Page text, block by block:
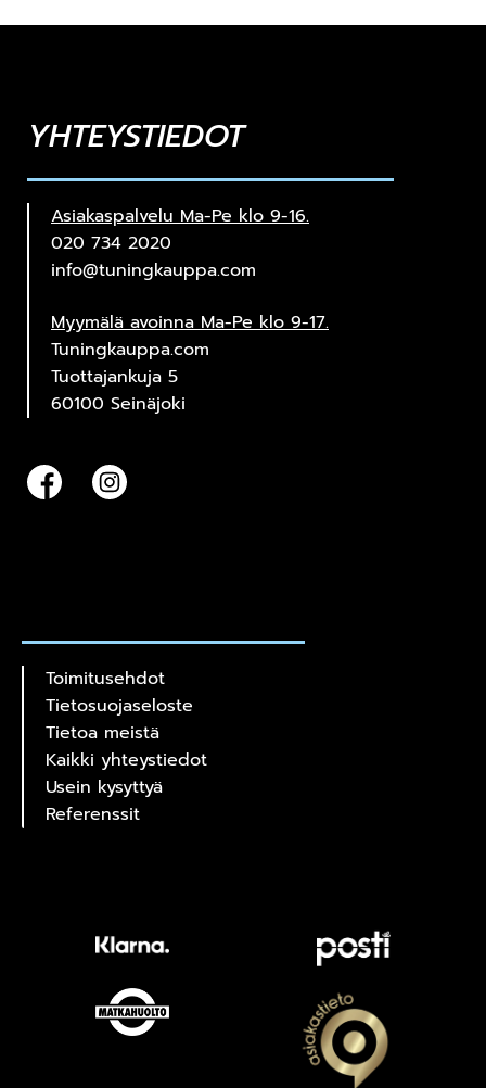
YHTEYSTIEDOT
Asiakaspalvelu Ma-Pe klo 9-16.
020 734 2020
info@tuningkauppa.com
Myymälä avoinna Ma-Pe klo 9-17.
Tuningkauppa.com
Tuottajankuja 5
60100 Seinäjoki
Toimitusehdot
Tietosuojaseloste
Tietoa meistä
Kaikki yhteystiedot
Usein kysyttyä
Referenssit